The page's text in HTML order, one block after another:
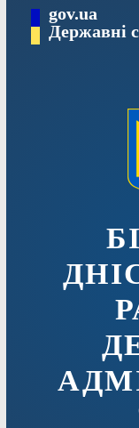
вмісту
gov.ua
Державні